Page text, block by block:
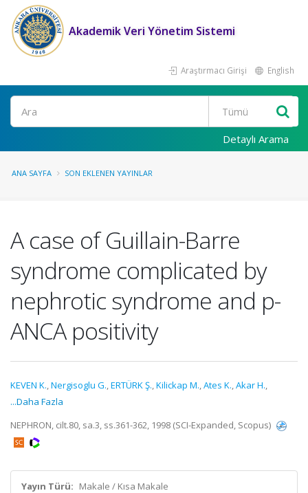
Akademik Veri Yönetim Sistemi
Araştırmacı Girişi English
Ara
Detaylı Arama
ANA SAYFA SON EKLENEN YAYINLAR
A case of Guillain-Barre
syndrome complicated by
nephrotic syndrome and p-
ANCA positivity
KEVEN K.,Nergisoglu G.,ERTÜRK Ş.,Kilickap M.,Ates K.,Akar H.,
...Daha Fazla
NEPHRON, cilt.80, sa.3, ss.361-362, 1998 (SCI-Expanded, Scopus)
Yayın Türü: Makale / Kısa Makale